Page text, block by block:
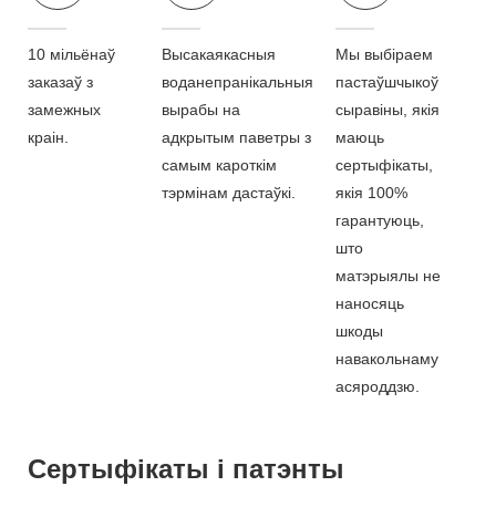
10 мільёнаў
заказаў з
замежных
краін.
Высакаякасныя
воданепранікальныя
вырабы на
адкрытым паветры з
самым кароткім
тэрмінам дастаўкі.
Мы выбіраем
пастаўшчыкоў
сыравіны, якія
маюць
сертыфікаты,
якія 100%
гарантуюць,
што
матэрыялы не
наносяць
шкоды
навакольнаму
асяроддзю.
Сертыфікаты і патэнты